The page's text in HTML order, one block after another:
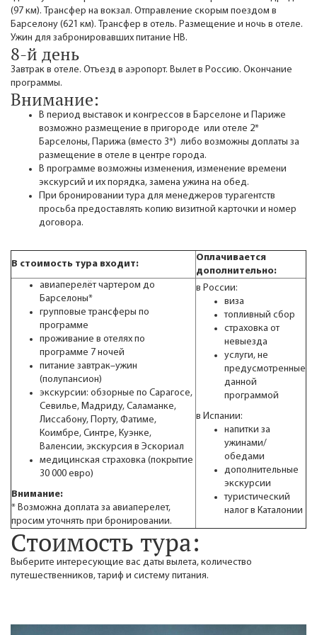
(97 км). Трансфер на вокзал. Отправление скорым поездом в
Барселону (621 км). Трансфер в отель. Размещение и ночь в отеле.
Ужин для забронировавших питание НВ.
8-й день
Завтрак в отеле. Отъезд в аэропорт. Вылет в Россию. Окончание
программы.
Внимание:
В период выставок и конгрессов в Барселоне и Париже
возможно размещение в пригороде или отеле 2*
Барселоны, Парижа (вместо 3*) либо возможны доплаты за
размещение в отеле в центре города.
В программе возможны изменения, изменение времени
экскурсий и их порядка, замена ужина на обед.
При бронировании тура для менеджеров турагентств
просьба предоставлять копию визитной карточки и номер
договора.
В стоимость тура входит:
Оплачивается
дополнительно:
авиаперелёт чартером до
Барселоны*
групповые трансферы по
программе
проживание в отелях по
программе 7 ночей
питание завтрак–ужин
(полупансион)
экскурсии: обзорные по Сарагосе,
Севилье, Мадриду, Саламанке,
Лиссабону, Порту, Фатиме,
Коимбре, Синтре, Куэнке,
Валенсии, экскурсия в Эскориал
медицинская страховка (покрытие
30 000 евро)
Внимание:
* Возможна доплата за авиаперелет,
просим уточнять при бронировании.
в России:
виза
топливный сбор
страховка от
невыезда
услуги, не
предусмотренные
данной
программой
в Испании:
напитки за
ужинами/
обедами
дополнительные
экскурсии
туристический
налог в Каталонии
Стоимость тура:
Выберите интересующие вас даты вылета, количество
путешественников, тариф и систему питания.